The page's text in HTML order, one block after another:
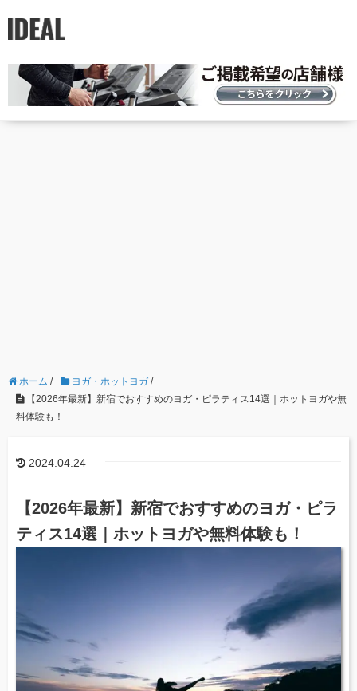
ホーム / ヨガ・ホットヨガ /
【2026年最新】新宿でおすすめのヨガ・ピラティス14選｜ホットヨガや無
料体験も！
2024.04.24
【2026年最新】新宿でおすすめのヨガ・ピラ
ティス14選｜ホットヨガや無料体験も！